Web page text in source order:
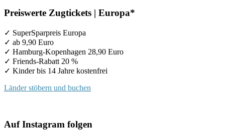
Preiswerte Zugtickets | Europa*
✓ SuperSparpreis Europa
✓ ab 9,90 Euro
✓ Hamburg-Kopenhagen 28,90 Euro
✓ Friends-Rabatt 20 %
✓ Kinder bis 14 Jahre kostenfrei
Länder stöbern und buchen
Auf Instagram folgen